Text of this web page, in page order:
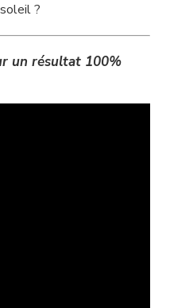
?
un résultat 100%